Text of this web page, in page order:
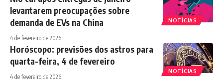
NOTÍCIAS
levantarem preocupações sobre
demanda de EVs na China
4 de fevereiro de 2026
NOTÍCIAS
Horóscopo: previsões dos astros para
quarta-feira, 4 de fevereiro
4 de fevereiro de 2026